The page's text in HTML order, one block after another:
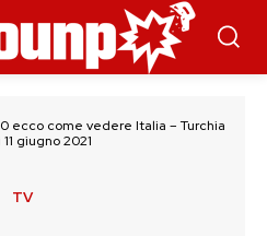
ecco come vedere Italia – Turchia
giugno 2021
TV